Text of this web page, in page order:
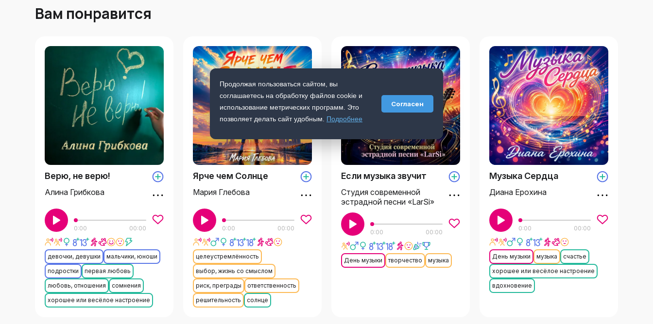
Вам понравится
Верю, не верю!
Алина Грибкова
0:00 00:00
девочки, девушки
мальчики, юноши
подростки
первая любовь
любовь, отношения
сомнения
хорошее или весёлое настроение
Ярче чем Солнце
Мария Глебова
0:00 00:00
целеустремлённость
выбор, жизнь со смыслом
риск, преграды
ответственность
решительность
солнце
Если музыка звучит
Студия современной
эстрадной песни «LarSi»
0:00 00:00
День музыки творчество музыка
Музыка Сердца
Диана Ерохина
0:00 00:00
День музыки музыка
счастье
хорошее или весёлое настроение
вдохновение
Продолжая пользоваться сайтом, вы
соглашаетесь на обработку файлов cookie и
использование метрических программ. Это
позволяет делать сайт удобным. Подробнее
Согласен